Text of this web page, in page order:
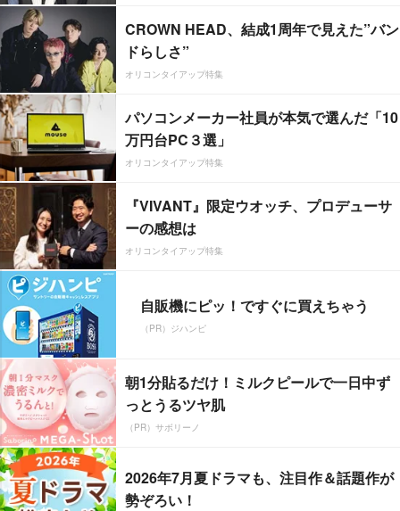
CROWN HEAD、結成1周年で見えた”バン
ドらしさ”
オリコンタイアップ特集
パソコンメーカー社員が本気で選んだ「10
万円台PC３選」
オリコンタイアップ特集
『VIVANT』限定ウオッチ、プロデューサ
ーの感想は
オリコンタイアップ特集
自販機にピッ！ですぐに買えちゃう
（PR）ジハンピ
朝1分貼るだけ！ミルクピールで一日中ず
っとうるツヤ肌
（PR）サボリーノ
2026年7月夏ドラマも、注目作＆話題作が
勢ぞろい！